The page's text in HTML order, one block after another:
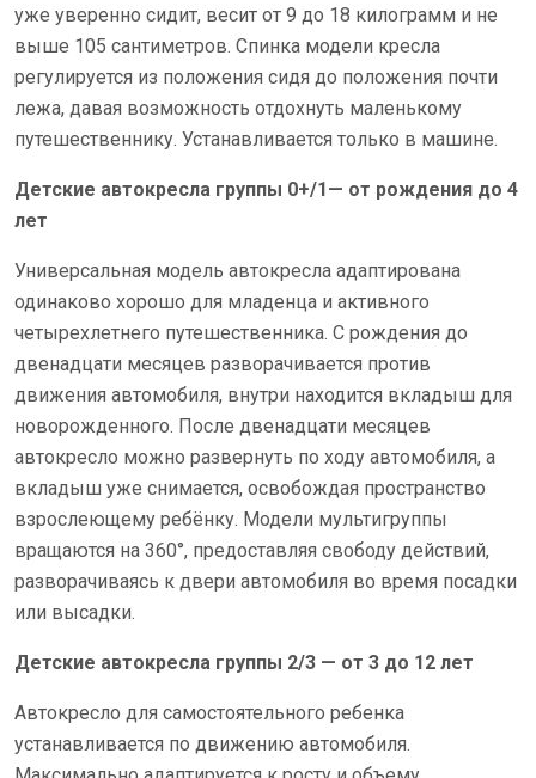
уже уверенно сидит, весит от 9 до 18 килограмм и не
выше 105 сантиметров. Спинка модели кресла
регулируется из положения сидя до положения почти
лежа, давая возможность отдохнуть маленькому
путешественнику. Устанавливается только в машине.
Детские автокресла группы 0+/1— от рождения до 4
лет
Универсальная модель автокресла адаптирована
одинаково хорошо для младенца и активного
четырехлетнего путешественника. С рождения до
двенадцати месяцев разворачивается против
движения автомобиля, внутри находится вкладыш для
новорожденного. После двенадцати месяцев
автокресло можно развернуть по ходу автомобиля, а
вкладыш уже снимается, освобождая пространство
взрослеющему ребёнку. Модели мультигруппы
вращаются на 360°, предоставляя свободу действий,
разворачиваясь к двери автомобиля во время посадки
или высадки.
Детские автокресла группы 2/3 — от 3 до 12 лет
Автокресло для самостоятельного ребенка
устанавливается по движению автомобиля.